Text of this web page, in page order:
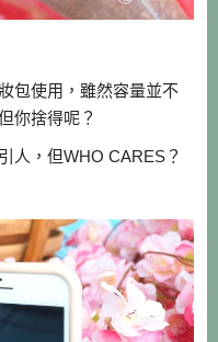
包使用，雖然容量並不
你捨得呢？
人，但WHO CARES？